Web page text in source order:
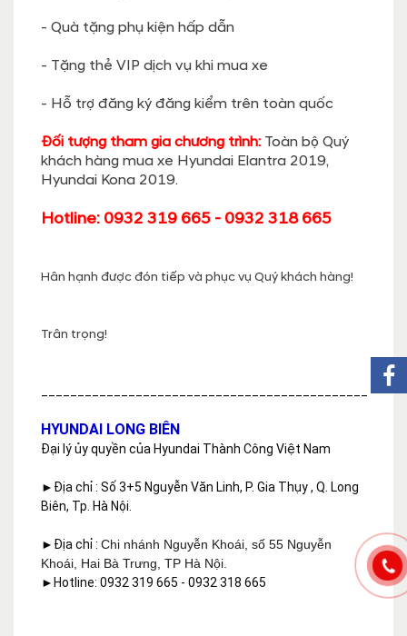
- Quà tặng phụ kiện hấp dẫn
- Tặng thẻ VIP dịch vụ khi mua xe
- Hỗ trợ đăng ký đăng kiểm trên toàn quốc
Đối tượng tham gia chương trình: Toàn bộ Quý
khách hàng mua xe Hyundai Elantra 2019,
Hyundai Kona 2019.
Hotline: 0932 319 665 - 0932 318 665
Hân hạnh được đón tiếp và phục vụ Quý khách hàng!
Trân trọng!
HYUNDAI LONG BIÊN
Đại lý ủy quyền của Hyundai Thành Công Việt Nam
►Địa chỉ : Số 3+5 Nguyễn Văn Linh, P. Gia Thụy , Q. Long
Biên, Tp. Hà Nội.
►Địa chỉ : Chi nhánh Nguyễn Khoái, số 55 Nguyễn
Khoái, Hai Bà Trưng, TP Hà Nội.
►Hotline: 0932 319 665 - 0932 318 665